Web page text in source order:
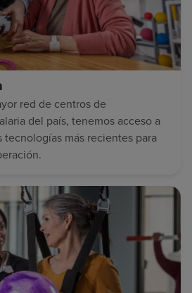
red de centros de
del país, tenemos acceso a
tecnologías más recientes para